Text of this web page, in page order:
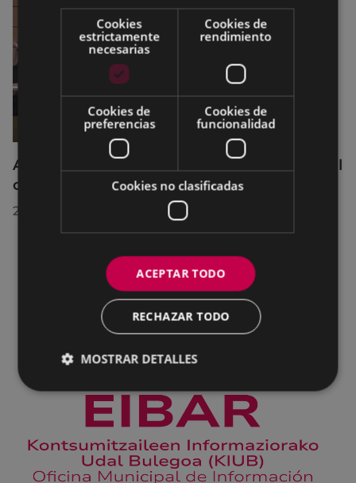
Acuerdos adoptados por el Pleno Municipal
celebrado el 27 de julio de 2026
28/07/2026
Cookies
estrictamente
necesarias
Cookies de
rendimiento
Cookies de
preferencias
Cookies de
funcionalidad
Cookies no clasificadas
ACEPTAR TODO
RECHAZAR TODO
MOSTRAR DETALLES